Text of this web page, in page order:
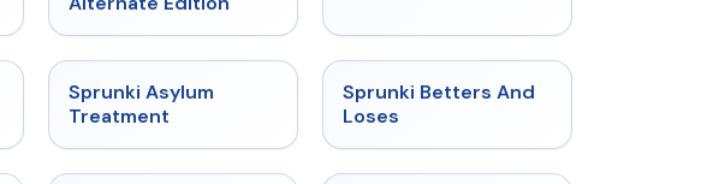
Sprunki Asylum
Treatment
★ 4.6
Sprunki Betters And
Loses